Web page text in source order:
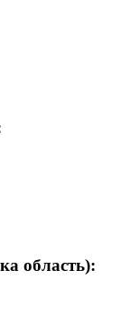
область):